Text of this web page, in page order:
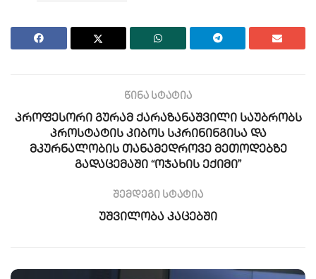
წინა სტატია
პროფესორი გურამ ქარაზანაშვილი საუბრობს
პროსტატის კიბოს სკრინინგისა და
მკურნალობის თანამედროვე მეთოდებზე
გადაცემაში “ოჯახის ექიმი”
შემდეგი სტატია
უშვილობა კაცებში